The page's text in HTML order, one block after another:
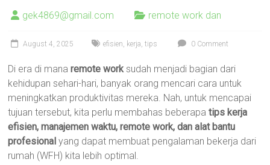
gek4869@gmail.com remote work dan
August 4, 2025 efisien, kerja,tips 0 Comment
Di era di manaremote worksudah menjadi bagian dari
kehidupan sehari-hari, banyak orang mencari cara untuk
meningkatkan produktivitas mereka. Nah, untuk mencapai
tujuan tersebut, kita perlu membahas beberapatips kerja
efisien, manajemen waktu, remote work, dan alat bantu
profesional yang dapat membuat pengalaman bekerja dari
rumah (WFH) kita lebih optimal.